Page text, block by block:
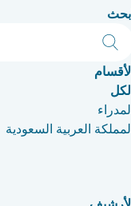
العربية السعودية